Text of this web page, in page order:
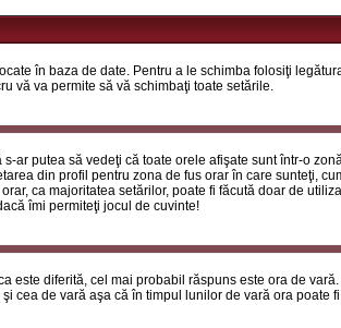
în baza de date. Pentru a le schimba folosiţi
vă va permite să vă schimbaţi toate setările.
ar putea să vedeţi că toate orele afişate sunt într-o
din profil pentru zona de fus orar în care sunteţi,
ca majoritatea setărilor, poate fi făcută doar de
îmi permiteţi jocul de cuvinte!
este diferită, cel mai probabil răspuns este ora de
cea de vară aşa că în timpul lunilor de vară ora poate